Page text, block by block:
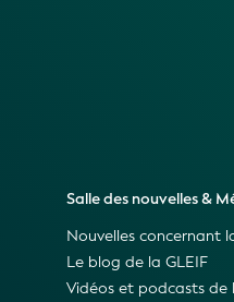
Salle des nouvelles &
Nouvelles concernant
Le blog de la GLEIF
Vidéos et podcasts de